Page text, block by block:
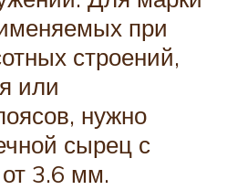
при
строений,
или
нужно
сырец с
3.6 мм.